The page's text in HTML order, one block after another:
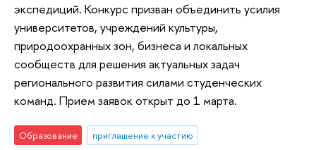
экспедиций. Конкурс призван объединить усилия
университетов, учреждений культуры,
природоохранных зон, бизнеса и локальных
сообществ для решения актуальных задач
регионального развития силами студенческих
команд. Прием заявок открыт до 1 марта.
Образование
приглашение к участию